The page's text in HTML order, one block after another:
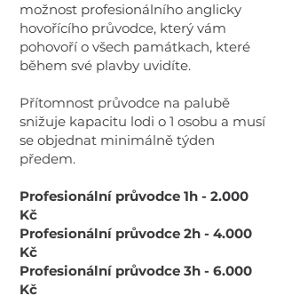
možnost profesionálního anglicky
hovořícího průvodce, který vám
pohovoří o všech památkach, které
během své plavby uvidíte.
Přítomnost průvodce na palubě
snižuje kapacitu lodi o 1 osobu a musí
se objednat minimálně týden
předem.
Profesionální průvodce 1h - 2.000
Kč
Profesionální průvodce 2h - 4.000
Kč
Profesionální průvodce 3h - 6.000
Kč